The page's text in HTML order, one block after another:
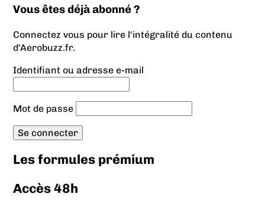
Vous êtes déjà abonné ?
Connectez vous pour lire l'intégralité du contenu
d'Aerobuzz.fr.
Identifiant ou adresse e-mail
Mot de passe
Les formules prémium
Accès 48h